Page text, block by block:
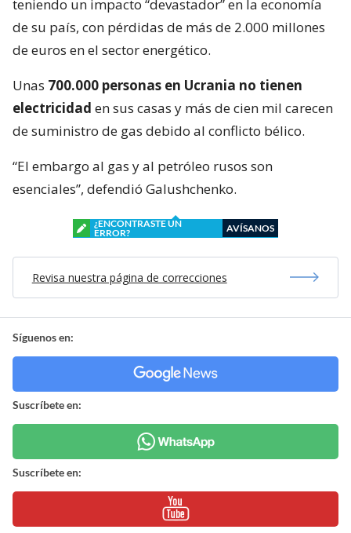
teniendo un impacto “devastador” en la economía
de su país, con pérdidas de más de 2.000 millones
de euros en el sector energético.
Unas 700.000 personas en Ucrania no tienen
electricidad en sus casas y más de cien mil carecen
de suministro de gas debido al conflicto bélico.
“El embargo al gas y al petróleo rusos son
esenciales”, defendió Galushchenko.
¿ENCONTRASTE UN
ERROR?
AVÍSANOS
Revisa nuestra página de correcciones
Síguenos en:
Suscríbete en:
Suscríbete en: